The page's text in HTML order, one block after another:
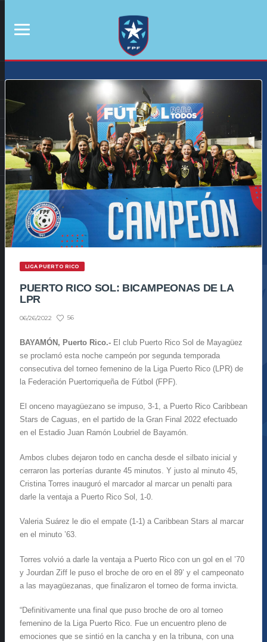
LIGA PUERTO RICO
PUERTO RICO SOL: BICAMPEONAS DE LA
LPR
06/26/2022 56
BAYAMÓN, Puerto Rico.- El club Puerto Rico Sol de Mayagüez
se proclamó esta noche campeón por segunda temporada
consecutiva del torneo femenino de la Liga Puerto Rico (LPR) de
la Federación Puertorriqueña de Fútbol (FPF).
El onceno mayagüezano se impuso, 3-1, a Puerto Rico Caribbean
Stars de Caguas, en el partido de la Gran Final 2022 efectuado
en el Estadio Juan Ramón Loubriel de Bayamón.
Ambos clubes dejaron todo en cancha desde el silbato inicial y
cerraron las porterías durante 45 minutos. Y justo al minuto 45,
Cristina Torres inauguró el marcador al marcar un penalti para
darle la ventaja a Puerto Rico Sol, 1-0.
Valeria Suárez le dio el empate (1-1) a Caribbean Stars al marcar
en el minuto ’63.
Torres volvió a darle la ventaja a Puerto Rico con un gol en el ’70
y Jourdan Ziff le puso el broche de oro en el 89’ y el campeonato
a las mayagüezanas, que finalizaron el torneo de forma invicta.
“Definitivamente una final que puso broche de oro al torneo
femenino de la Liga Puerto Rico. Fue un encuentro pleno de
emociones que se sintió en la cancha y en la tribuna, con una